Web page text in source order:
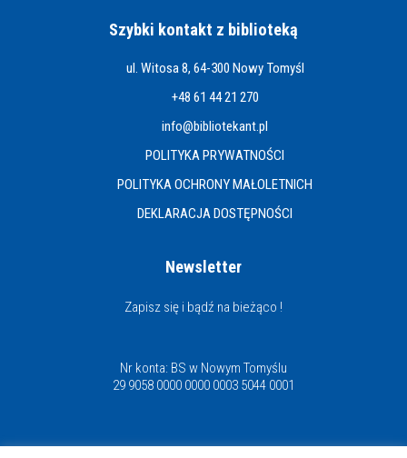
Szybki kontakt z biblioteką
ul. Witosa 8, 64-300 Nowy Tomyśl
+48 61 44 21 270
info@bibliotekant.pl
POLITYKA PRYWATNOŚCI
POLITYKA OCHRONY MAŁOLETNICH
DEKLARACJA DOSTĘPNOŚCI
Newsletter
Zapisz się i bądź na bieżąco !
Nr konta: BS w Nowym Tomyślu
29 9058 0000 0000 0003 5044 0001